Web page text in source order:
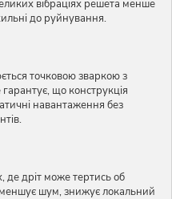
вібраціях решета менше
до руйнування.
точковою зваркою з
що конструкція
навантаження без
де дріт може тертись об
шум, знижує локальний